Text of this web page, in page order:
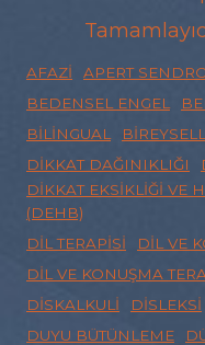
AFAZI APERT
BEDENSEL ENGEL
BILINGUAL
DIKKAT DAĞINIKLIĞI
DIKKAT EKSIKLIĞI VE
(DEHB)
DIL TERAPISI
DIL VE
DIL VE KONUŞMA
DISKALKULI
DISLEKSI
DUYU BÜTÜNLEME